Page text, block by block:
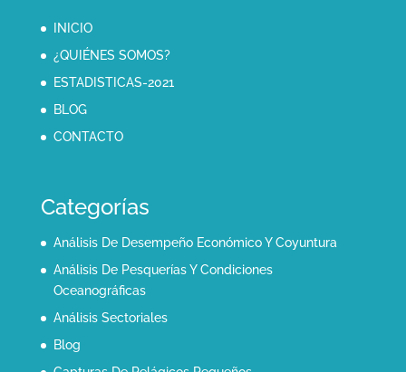
INICIO
¿QUIÉNES SOMOS?
ESTADISTICAS-2021
BLOG
CONTACTO
Categorías
Análisis De Desempeño Económico Y Coyuntura
Análisis De Pesquerías Y Condiciones
Oceanográficas
Análisis Sectoriales
Blog